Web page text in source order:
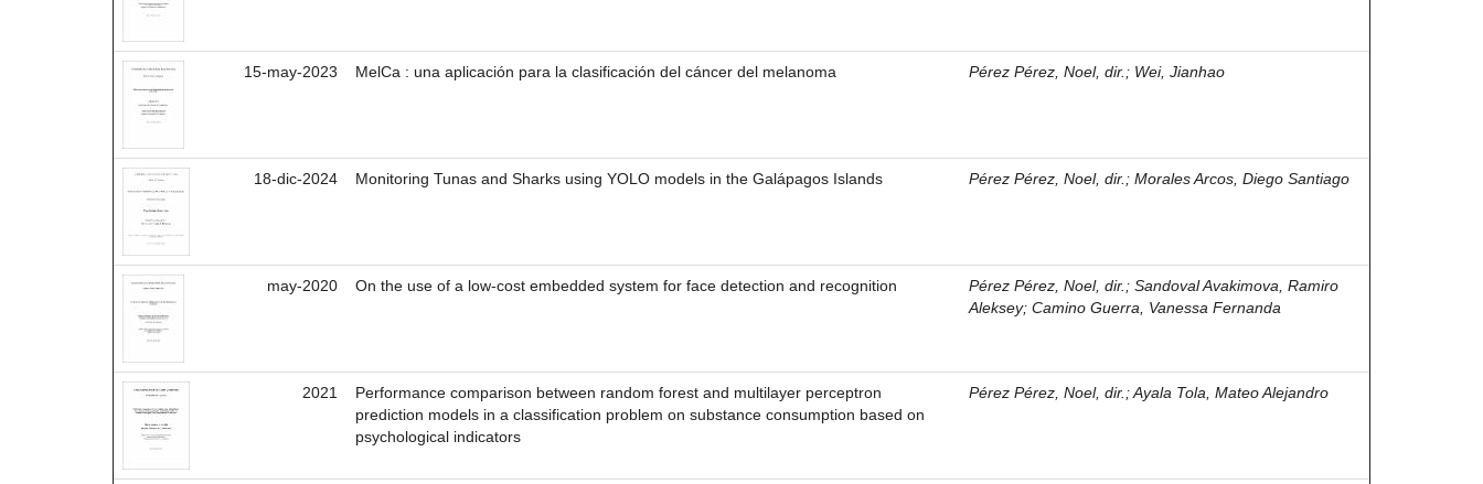
15-may-2023 MelCa : una aplicación para la clasificación del cáncer del melanoma Pérez Pérez, Noel, dir. ; Wei, Jianhao
18-dic-2024 Monitoring Tunas and Sharks using YOLO models in the Galápagos Islands Pérez Pérez, Noel, dir. ; Morales Arcos, Diego Santiago
may-2020 On the use of a low-cost embedded system for face detection and recognition Pérez Pérez, Noel, dir. ; Sandoval Avakimova, Ramiro
Aleksey; Camino Guerra, Vanessa Fernanda
2021
Performance comparison between random forest and multilayer perceptron
prediction models in a classification problem on substance consumption based on
psychological indicators
Pérez Pérez, Noel, dir. ;Ayala Tola, Mateo Alejandro